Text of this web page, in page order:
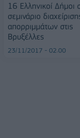
16 Ελληνικοί Δήμοι
σεμινάριο
απορριμμάτων στις
Βρυξέλλες
23/11/2017 - 02:00